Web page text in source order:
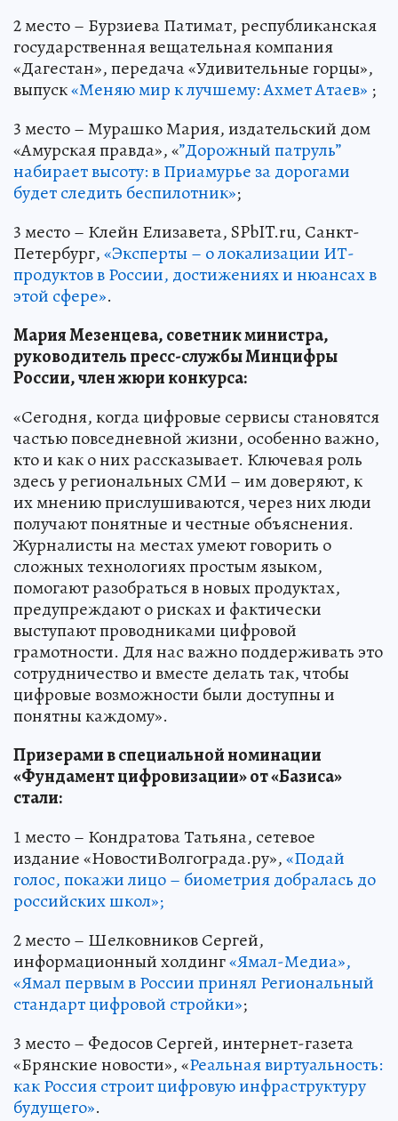
2 место – Бурзиева Патимат, республиканская
государственная вещательная компания
«Дагестан», передача «Удивительные горцы»,
выпуск«Меняю мир к лучшему: Ахмет Атаев» ;
3 место – Мурашко Мария, издательский дом
«Амурская правда», «”Дорожный патруль”
набирает высоту: в Приамурье за дорогами
будет следить беспилотник»;
3 место – Клейн Елизавета, SPbIT.ru, Санкт-
Петербург,«Эксперты – о локализации ИТ-
продуктов в России, достижениях и нюансах в
этой сфере».
Мария Мезенцева, советник министра,
руководитель пресс-службы Минцифры
России, член жюри конкурса:
«Сегодня, когда цифровые сервисы становятся
частью повседневной жизни, особенно важно,
кто и как о них рассказывает. Ключевая роль
здесь у региональных СМИ – им доверяют, к
их мнению прислушиваются, через них люди
получают понятные и честные объяснения.
Журналисты на местах умеют говорить о
сложных технологиях простым языком,
помогают разобраться в новых продуктах,
предупреждают о рисках и фактически
выступают проводниками цифровой
грамотности. Для нас важно поддерживать это
сотрудничество и вместе делать так, чтобы
цифровые возможности были доступны и
понятны каждому».
Призерами в специальной номинации
«Фундамент цифровизации» от «Базиса»
стали:
1 место – Кондратова Татьяна, сетевое
издание «НовостиВолгограда.ру»,«Подай
голос, покажи лицо – биометрия добралась до
российских школ»;
2 место – Шелковников Сергей,
информационный холдинг«Ямал-Медиа»,
«Ямал первым в России принял Региональный
стандарт цифровой стройки»;
3 место – Федосов Сергей, интернет-газета
«Брянские новости», «Реальная виртуальность:
как Россия строит цифровую инфраструктуру
будущего».